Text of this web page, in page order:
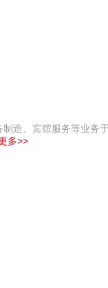
造、宾馆服务等业务
多>>